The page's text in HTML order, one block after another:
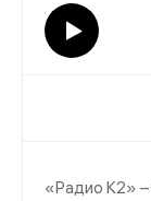
«Радио К2» –